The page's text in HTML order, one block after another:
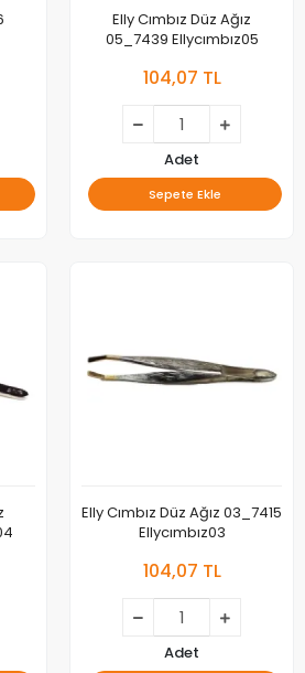
Elly Cımbız Düz Ağız
05_7439 Ellycımbız05
104,07 TL
Adet
Sepete Ekle
Elly Cımbız Düz Ağız 03_7415
Ellycımbız03
104,07 TL
Adet